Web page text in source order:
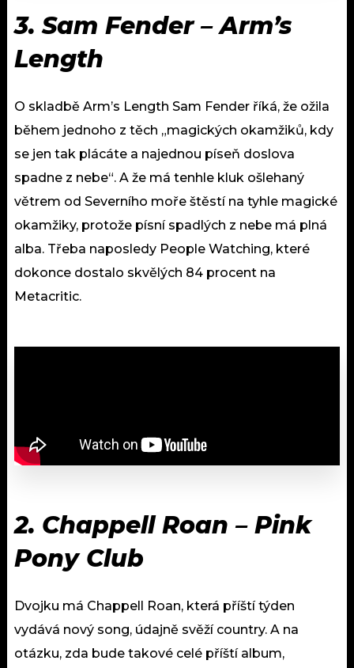
3. Sam Fender – Arm’s
Length
O skladbě Arm’s Length Sam Fender říká, že ožila
během jednoho z těch „magických okamžiků, kdy
se jen tak plácáte a najednou píseň doslova
spadne z nebe“. A že má tenhle kluk ošlehaný
větrem od Severního moře štěstí na tyhle magické
okamžiky, protože písní spadlých z nebe má plná
alba. Třeba naposledy People Watching, které
dokonce dostalo skvělých 84 procent na
Metacritic.
2. Chappell Roan – Pink
Pony Club
Dvojku má Chappell Roan, která příští týden
vydává nový song, údajně svěží country. A na
otázku, zda bude takové celé příští album,